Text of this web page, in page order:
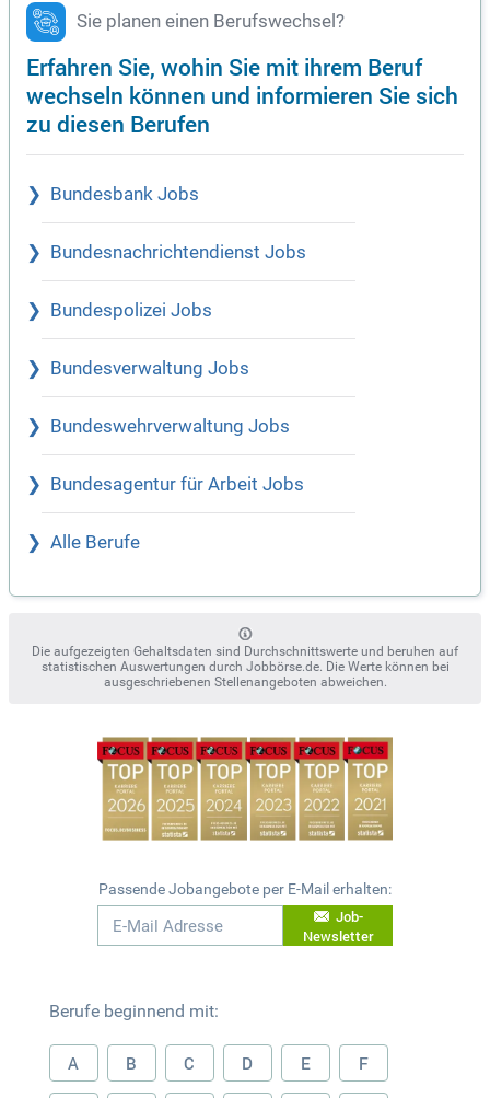
Sie planen einen Berufswechsel?
Erfahren Sie, wohin Sie mit ihrem Beruf
wechseln können und informieren Sie sich
zu diesen Berufen
Bundesbank Jobs
Bundesnachrichtendienst Jobs
Bundespolizei Jobs
Bundesverwaltung Jobs
Bundeswehrverwaltung Jobs
Bundesagentur für Arbeit Jobs
Alle Berufe
Die aufgezeigten Gehaltsdaten sind Durchschnittswerte und beruhen auf
statistischen Auswertungen durch Jobbörse.de. Die Werte können bei
ausgeschriebenen Stellenangeboten abweichen.
Passende Jobangebote per E-Mail erhalten:
Job-
Newsletter
Berufe beginnend mit:
A B C D E F